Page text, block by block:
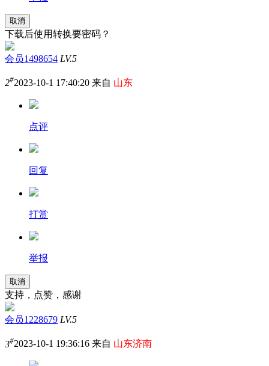
取消
下载后使用转换要密码？
会员1498654 LV.5
2#2023-10-1 17:40:20 来自 山东
点评
回复
打赏
举报
取消
支持，点赞，感谢
会员1228679 LV.5
3#2023-10-1 19:36:16 来自 山东济南